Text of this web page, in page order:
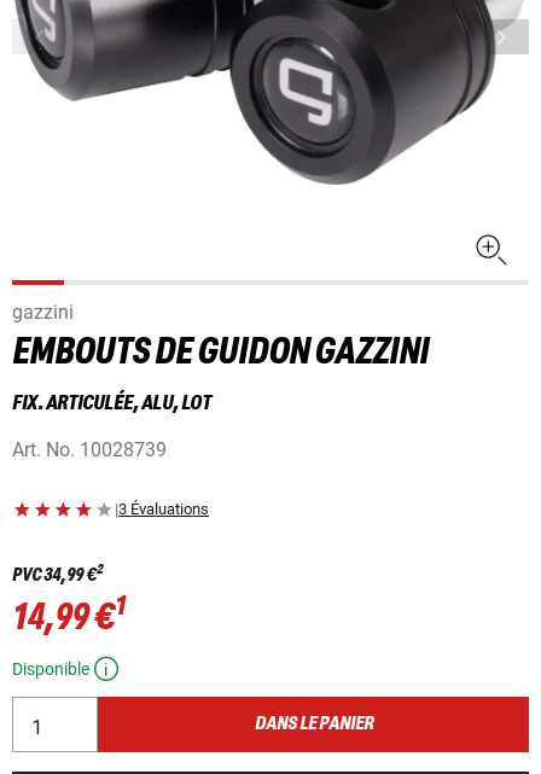
gazzini
EMBOUTS DE GUIDON GAZZINI
FIX. ARTICULÉE, ALU, LOT
Art. No. 10028739
|3 Évaluations
PVC34,99 €2
14,99 €1
Disponible
DANS LE PANIER